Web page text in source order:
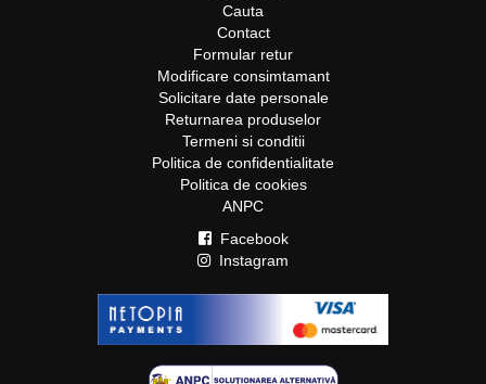
Cauta
Contact
Formular retur
Modificare consimtamant
Solicitare date personale
Returnarea produselor
Termeni si conditii
Politica de confidentialitate
Politica de cookies
ANPC
Facebook
Instagram